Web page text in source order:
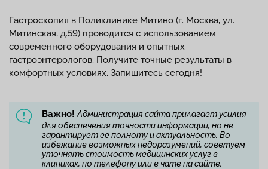
Гастроскопия в Поликлинике Митино (г. Москва, ул.
Митинская, д.59) проводится с использованием
современного оборудования и опытных
гастроэнтерологов. Получите точные результаты в
комфортных условиях. Запишитесь сегодня!
Важно! Администрация сайта прилагает усилия
для обеспечения точности информации, но не
гарантирует ее полноту и актуальность. Во
избежание возможных недоразумений, советуем
уточнять стоимость медицинских услуг в
клиниках, по телефону или в чате на сайте.